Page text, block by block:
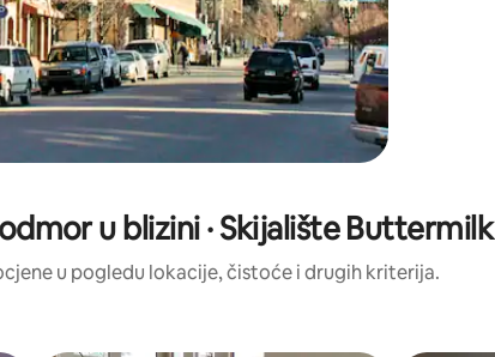
u blizini · Skijalište Buttermilk
u pogledu lokacije, čistoće i drugih kriterija.